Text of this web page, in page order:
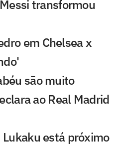
transformou
em Chelsea x
são muito
ao Real Madrid
Lukaku está próximo